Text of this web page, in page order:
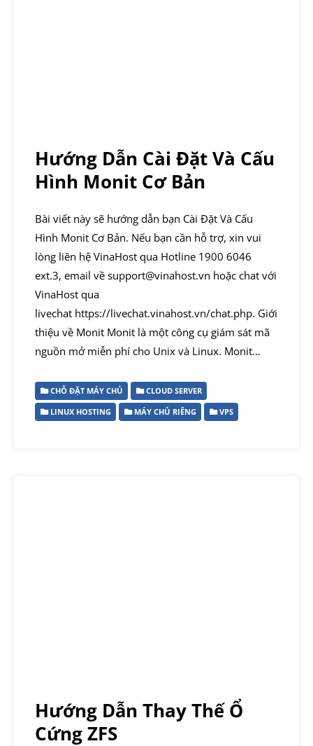
Hướng Dẫn Cài Đặt Và Cấu
Hình Monit Cơ Bản
Bài viết này sẽ hướng dẫn bạn Cài Đặt Và Cấu
Hình Monit Cơ Bản. Nếu bạn cần hỗ trợ, xin vui
lòng liên hệ VinaHost qua Hotline 1900 6046
ext.3, email về support@vinahost.vn hoặc chat với
VinaHost qua
livechat https://livechat.vinahost.vn/chat.php. Giới
thiệu về Monit Monit là một công cụ giám sát mã
nguồn mở miễn phí cho Unix và Linux. Monit…
CHỖ ĐẶT MÁY CHỦ
CLOUD SERVER
LINUX HOSTING
MÁY CHỦ RIÊNG VPS
Hướng Dẫn Thay Thế Ổ
Cứng ZFS